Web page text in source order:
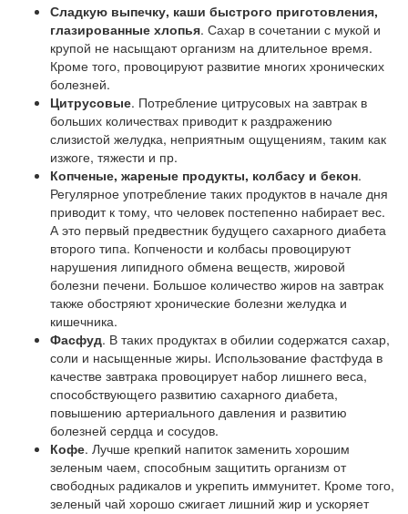
Сладкую выпечку, каши быстрого приготовления,
глазированные хлопья. Сахар в сочетании с мукой и
крупой не насыщают организм на длительное время.
Кроме того, провоцируют развитие многих хронических
болезней.
Цитрусовые. Потребление цитрусовых на завтрак в
больших количествах приводит к раздражению
слизистой желудка, неприятным ощущениям, таким как
изжоге, тяжести и пр.
Копченые, жареные продукты, колбасу и бекон.
Регулярное употребление таких продуктов в начале дня
приводит к тому, что человек постепенно набирает вес.
А это первый предвестник будущего сахарного диабета
второго типа. Копчености и колбасы провоцируют
нарушения липидного обмена веществ, жировой
болезни печени. Большое количество жиров на завтрак
также обостряют хронические болезни желудка и
кишечника.
Фасфуд. В таких продуктах в обилии содержатся сахар,
соли и насыщенные жиры. Использование фастфуда в
качестве завтрака провоцирует набор лишнего веса,
способствующего развитию сахарного диабета,
повышению артериального давления и развитию
болезней сердца и сосудов.
Кофе. Лучше крепкий напиток заменить хорошим
зеленым чаем, способным защитить организм от
свободных радикалов и укрепить иммунитет. Кроме того,
зеленый чай хорошо сжигает лишний жир и ускоряет